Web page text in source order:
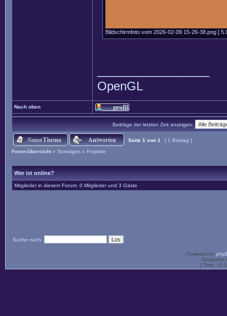
Bildschirmfoto vom 2026-02-09 15-26-38.png [
OpenGL
Nach oben
Beiträge der letzten Zeit anzeigen:
Seite 1 von 1
[ 1 Beitrag ]
Foren-Übersicht » Sonstiges » Projekte
Wer ist online?
Mitglieder in diesem Forum: 0 Mitglieder und 3 Gäste
Suche nach:
Powered by
Deutsche
[ Time :